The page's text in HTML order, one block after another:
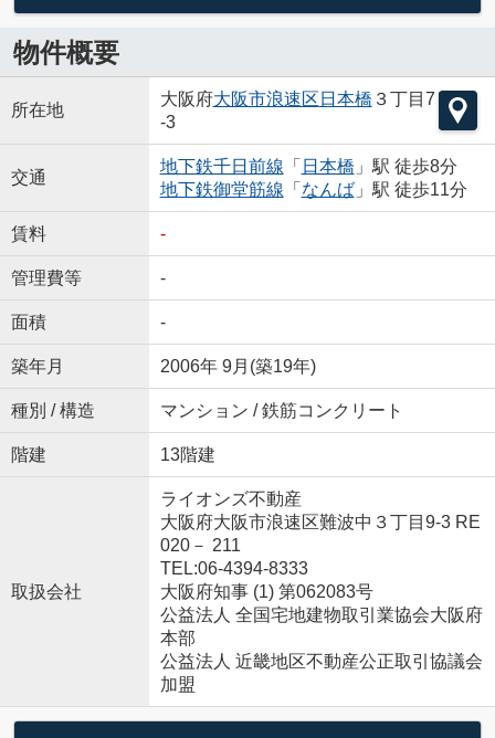
物件概要
所在地
大阪府大阪市浪速区 日本橋 ３丁目7
-3
交通
地下鉄千日前線 「 日本橋 」駅 徒歩8分
地下鉄御堂筋線 「 なんば」駅 徒歩11分
賃料 -
管理費等 -
面積 -
築年月 2006年 9月(築19年)
種別 / 構造 マンション / 鉄筋コンクリート
階建 13階建
取扱会社
ライオンズ不動産
大阪府大阪市浪速区難波中３丁目9-3 RE
020－ 211
TEL:06-4394-8333
大阪府知事 (1) 第062083号
公益法人 全国宅地建物取引業協会大阪府
本部
公益法人 近畿地区不動産公正取引協議会
加盟